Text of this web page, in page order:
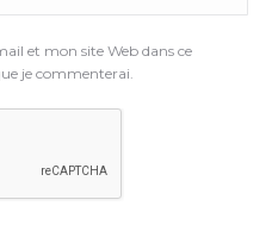
et mon site Web dans ce
je commenterai.